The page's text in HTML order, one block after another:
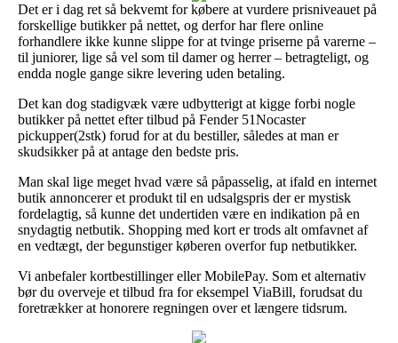
Det er i dag ret så bekvemt for købere at vurdere prisniveauet på
forskellige butikker på nettet, og derfor har flere online
forhandlere ikke kunne slippe for at tvinge priserne på varerne –
til juniorer, lige så vel som til damer og herrer – betragteligt, og
endda nogle gange sikre levering uden betaling.
Det kan dog stadigvæk være udbytterigt at kigge forbi nogle
butikker på nettet efter tilbud på Fender 51Nocaster
pickupper(2stk) forud for at du bestiller, således at man er
skudsikker på at antage den bedste pris.
Man skal lige meget hvad være så påpasselig, at ifald en internet
butik annoncerer et produkt til en udsalgspris der er mystisk
fordelagtig, så kunne det undertiden være en indikation på en
snydagtig netbutik. Shopping med kort er trods alt omfavnet af
en vedtægt, der begunstiger køberen overfor fup netbutikker.
Vi anbefaler kortbestillinger eller MobilePay. Som et alternativ
bør du overveje et tilbud fra for eksempel ViaBill, forudsat du
foretrækker at honorere regningen over et længere tidsrum.